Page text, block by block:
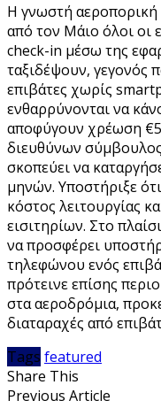
Η γνωστή αεροπορική
από τον Μάιο όλοι οι
check-in μέσω της
ταξιδέψουν, γεγονός
επιβάτες χωρίς
ενθαρρύνονται να
αποφύγουν χρέωση
διευθύνων
σκοπεύει να
μηνών. Υποστήριξε
κόστος λειτουργίας
εισιτηρίων. Στο
να προσφέρει
τηλεφώνου ενός
πρότεινε επίσης
στα αεροδρόμια,
διαταραχές από
Tags featured
Share This
Previous Article